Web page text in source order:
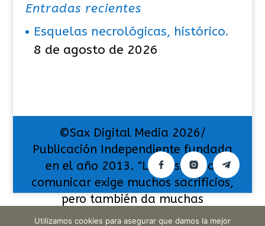
Entradas recientes
Esquelas necrológicas, histórico.
8 de agosto de 2026
©Sax Digital Media 2026/
Publicación Independiente fundada
en el año 2013. "La pasión por
comunicar exige muchos sacrificios,
pero también da muchas
satisfacciones".
Utilizamos cookies para asegurar que damos la mejor